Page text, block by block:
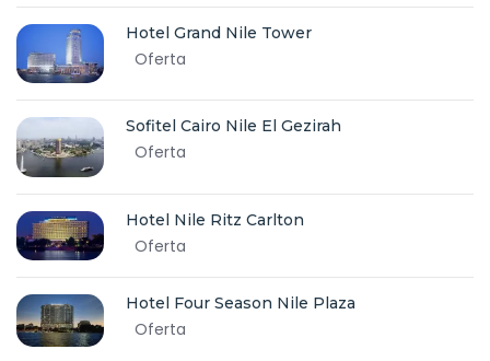
Hotel Grand Nile Tower
Oferta
Sofitel Cairo Nile El Gezirah
Oferta
Hotel Nile Ritz Carlton
Oferta
Hotel Four Season Nile Plaza
Oferta